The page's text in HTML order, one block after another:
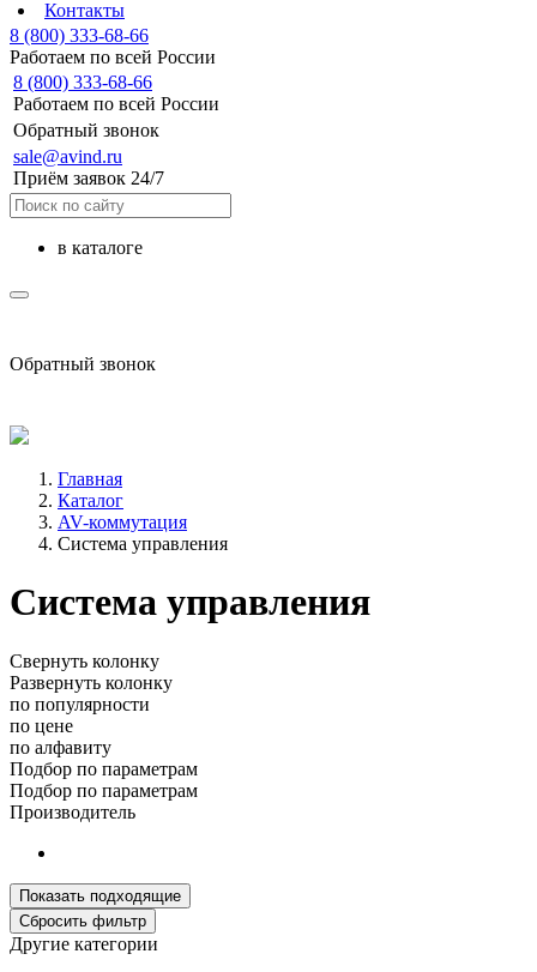
Контакты
8 (800) 333-68-66
Работаем по всей России
8 (800) 333-68-66
Работаем по всей России
Обратный звонок
sale@avind.ru
Приём заявок 24/7
в каталоге
Обратный звонок
Главная
Каталог
AV-коммутация
Система управления
Система управления
Свернуть колонку
Развернуть колонку
по популярности
по цене
по алфавиту
Подбор по параметрам
Подбор по параметрам
Производитель
Другие категории